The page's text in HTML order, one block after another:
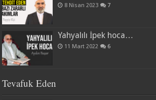
8 Nisan 2023 7
Yahyalılı İpek hoca…
11 Mart 2022 6
Tevafuk Eden